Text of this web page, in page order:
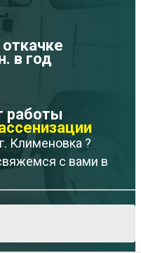
в год
работы
Клименовка ?
с вами в